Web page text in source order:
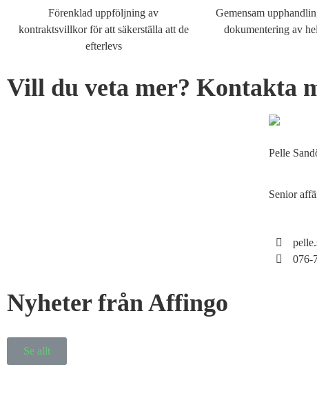
Förenklad uppföljning av
kontraktsvillkor för att säkerställa att de
efterlevs
Gemensam
dokumentering av
Vill du veta mer? Kontakta
Pelle
Senior
076-
Nyheter från Affingo
Se allt